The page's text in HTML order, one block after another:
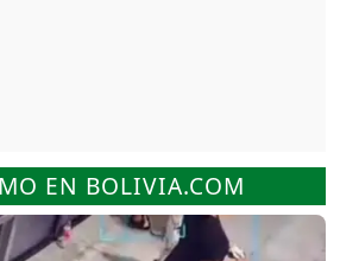
EN BOLIVIA.COM